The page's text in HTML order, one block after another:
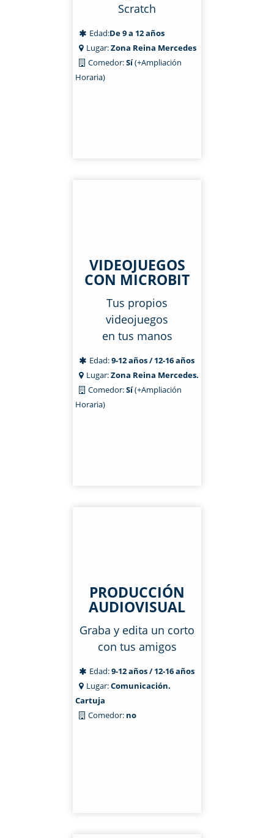
Scratch
Edad:De 9 a 12 años
Lugar:Zona Reina Mercedes
Comedor:Sí(+Ampliación
Horaria)
VIDEOJUEGOS
CON MICROBIT
Tus propios
videojuegos
en tus manos
Edad:9-12 años / 12-16 años
Lugar:Zona Reina Mercedes.
Comedor:Sí(+Ampliación
Horaria)
PRODUCCIÓN
AUDIOVISUAL
Graba y edita un corto
con tus amigos
Edad:9-12 años / 12-16 años
Lugar:Comunicación.
Cartuja
Comedor: no